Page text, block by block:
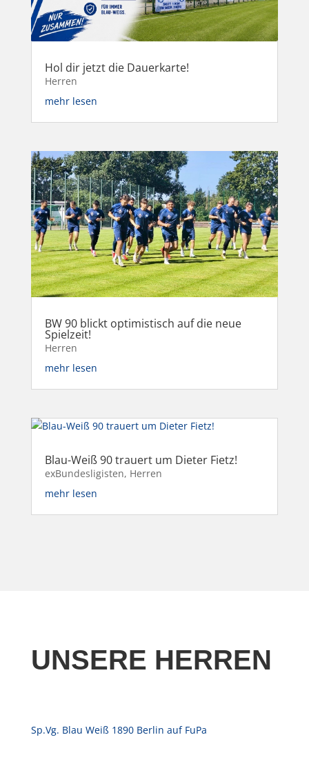
Hol dir jetzt die Dauerkarte!
Herren
mehr lesen
BW 90 blickt optimistisch auf die neue
Spielzeit!
Herren
mehr lesen
Blau-Weiß 90 trauert um Dieter Fietz!
exBundesligisten, Herren
mehr lesen
UNSERE HERREN
Sp.Vg. Blau Weiß 1890 Berlin auf FuPa